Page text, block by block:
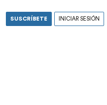
SUSCRÍBETE INICIAR SESIÓN